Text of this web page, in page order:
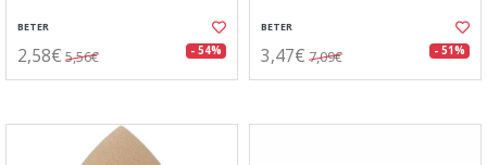
BETER
2,58€ 5,56€ - 54%
BETER
3,47€ 7,09€ - 51%